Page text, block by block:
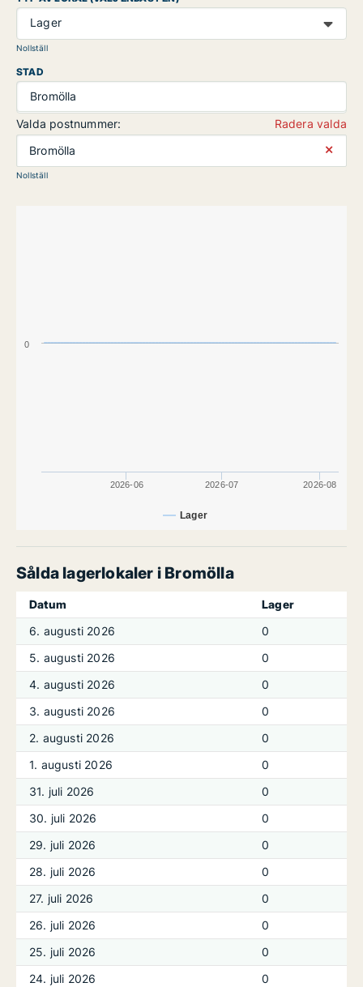
Lager
Nollställ
STAD
Bromölla
Valda postnummer:
Radera valda
Bromölla
⨯
Nollställ
Lager
2026-06 2026-07 2026-08
0
Sålda lagerlokaler i Bromölla
Datum
Lager
6. augusti 2026
0
5. augusti 2026
0
4. augusti 2026
0
3. augusti 2026
0
2. augusti 2026
0
1. augusti 2026
0
31. juli 2026
0
30. juli 2026
0
29. juli 2026
0
28. juli 2026
0
27. juli 2026
0
26. juli 2026
0
25. juli 2026
0
24. juli 2026
0